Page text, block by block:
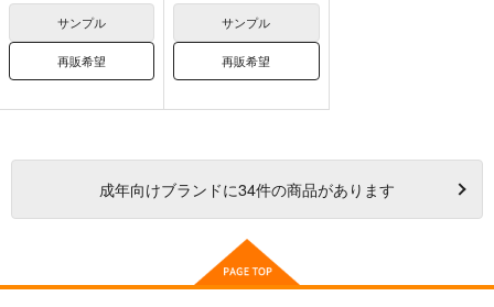
サンプル
再販希望
サンプル
再販希望
成年向けブランドに34件の商品があります